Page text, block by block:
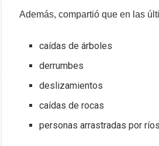
Además, compartió que en las
caídas de árboles
derrumbes
deslizamientos
caídas de rocas
personas arrastradas por ríos